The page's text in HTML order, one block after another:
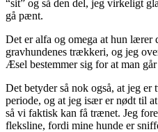
“sit” og så den del, jeg virkeligt
gå pænt.
Det er alfa og omega at hun lærer
gravhundenes trækkeri, og jeg
Æsel bestemmer sig for at man
Det betyder så nok også, at jeg
periode, og at jeg især er nødt til
så vi faktisk kan få trænet. Jeg
fleksline, fordi mine hunde er